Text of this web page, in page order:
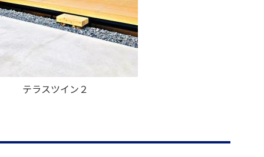
テラスツイン２